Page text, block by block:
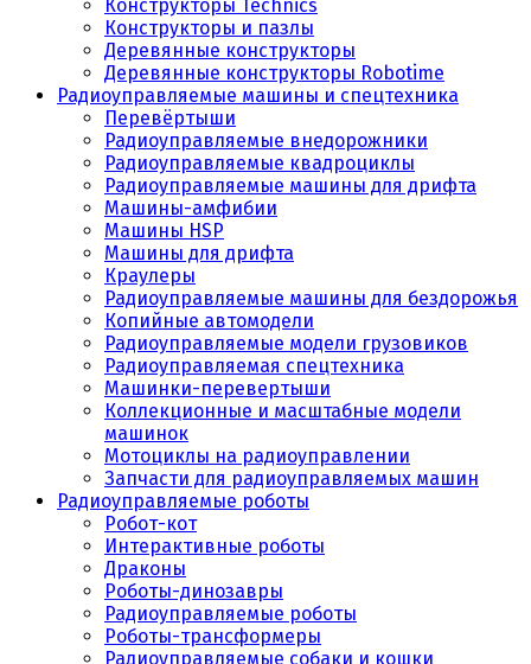
Конструкторы Technics
Конструкторы и пазлы
Деревянные конструкторы
Деревянные конструкторы Robotime
Радиоуправляемые машины и спецтехника
Перевёртыши
Радиоуправляемые внедорожники
Радиоуправляемые квадроциклы
Радиоуправляемые машины для дрифта
Машины-амфибии
Машины HSP
Машины для дрифта
Краулеры
Радиоуправляемые машины для бездорожья
Копийные автомодели
Радиоуправляемые модели грузовиков
Радиоуправляемая спецтехника
Машинки-перевертыши
Коллекционные и масштабные модели
машинок
Мотоциклы на радиоуправлении
Запчасти для радиоуправляемых машин
Радиоуправляемые роботы
Робот-кот
Интерактивные роботы
Драконы
Роботы-динозавры
Радиоуправляемые роботы
Роботы-трансформеры
Радиоуправляемые собаки и кошки